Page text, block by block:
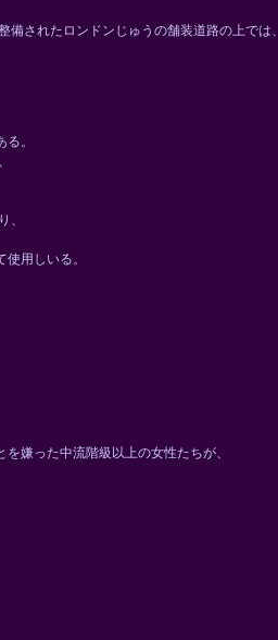
されたロンドンじゅうの舗装道路の上では、
。
、
用しいる。
嫌った中流階級以上の女性たちが、